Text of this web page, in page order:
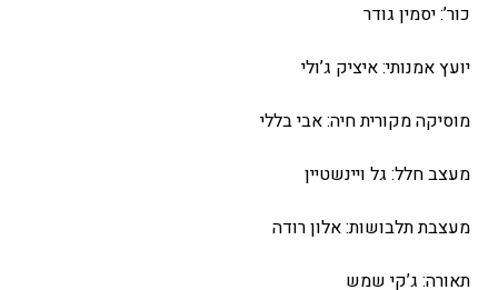
כור’: יסמין גודר
יועץ אמנותי: איציק ג’ולי
מוסיקה מקורית חיה: אבי בללי
מעצב חלל: גל ויינשטיין
מעצבת תלבושות: אלון רודה
תאורה: ג’קי שמש